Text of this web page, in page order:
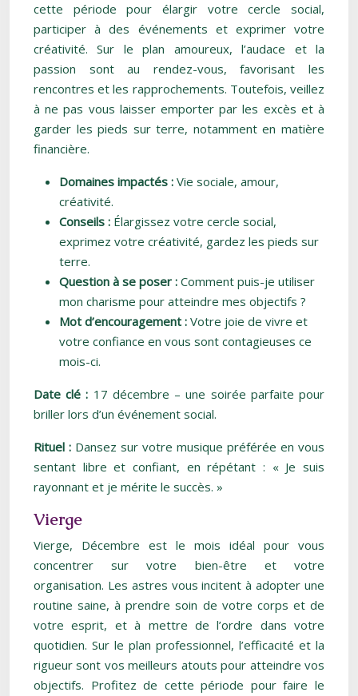
cette période pour élargir votre cercle social,
participer à des événements et exprimer votre
créativité. Sur le plan amoureux, l’audace et la
passion sont au rendez-vous, favorisant les
rencontres et les rapprochements. Toutefois, veillez
à ne pas vous laisser emporter par les excès et à
garder les pieds sur terre, notamment en matière
financière.
Domaines impactés : Vie sociale, amour,
créativité.
Conseils : Élargissez votre cercle social,
exprimez votre créativité, gardez les pieds sur
terre.
Question à se poser : Comment puis-je utiliser
mon charisme pour atteindre mes objectifs ?
Mot d’encouragement : Votre joie de vivre et
votre confiance en vous sont contagieuses ce
mois-ci.
Date clé : 17 décembre – une soirée parfaite pour
briller lors d’un événement social.
Rituel : Dansez sur votre musique préférée en vous
sentant libre et confiant, en répétant : « Je suis
rayonnant et je mérite le succès. »
Vierge
Vierge, Décembre est le mois idéal pour vous
concentrer sur votre bien-être et votre
organisation. Les astres vous incitent à adopter une
routine saine, à prendre soin de votre corps et de
votre esprit, et à mettre de l’ordre dans votre
quotidien. Sur le plan professionnel, l’efficacité et la
rigueur sont vos meilleurs atouts pour atteindre vos
objectifs. Profitez de cette période pour faire le